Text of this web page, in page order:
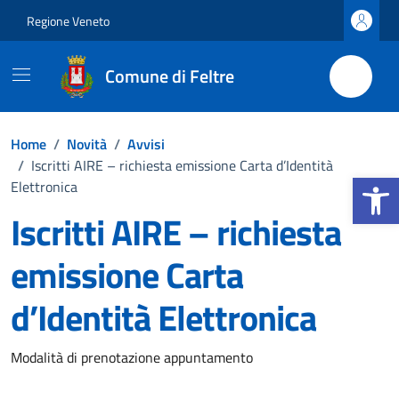
Apri la
Regione Veneto
Comune di Feltre
Home / Novità / Avvisi
/ Iscritti AIRE – richiesta emissione Carta d’Identità
Elettronica
Iscritti AIRE – richiesta
emissione Carta
d’Identità Elettronica
Dettagli della notizia
Modalità di prenotazione appuntamento